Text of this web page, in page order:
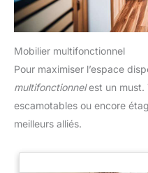
Mobilier multifonctionnel
Pour maximiser l’espace
multifonctionnelest un must.
escamotables ou encore
meilleurs alliés.